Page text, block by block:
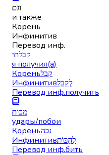
וגם
и также
Корень
Инфинитив
Перевод инф.
קבלתי
я получил(а)
Кореньקבל
Инфинитивלְקַבֵּל
Перевод инф.получить
מכות
удары/побои
Кореньנכה
Инфинитивלְהַכּוֹת
Перевод инф.бить